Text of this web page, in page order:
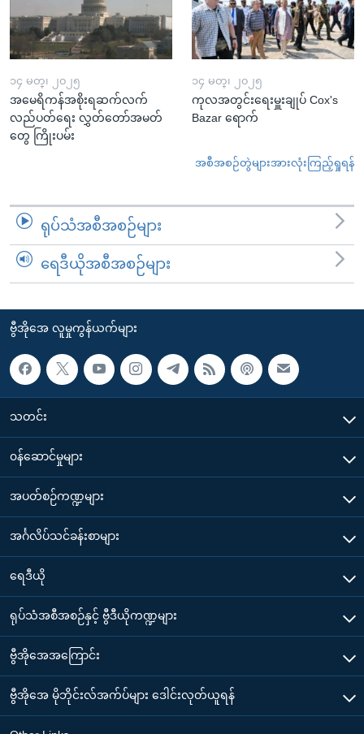
၁၄ မတ္၊ ၂၀၂၅
အမေရိကန်အစိုးရဆက်လက်
လည်ပတ်ရေး လွှတ်တော်အမတ်
တွေ ကြိုးပမ်း
၁၄ မတ္၊ ၂၀၂၅
ကုလအတွင်းရေးမှူးချုပ် Cox's
Bazar ရောက်
အစီအစဉ်တွဲများအားလုံးကြည့်ရှုရန်
ရုပ်သံအစီအစဉ်များ
ရေဒီယိုအစီအစဉ်များ
ဗွီအိုအေ လူမှုကွန်ယက်များ
သတင်း
၀န်ဆောင်မှုများ
အပတ်စဉ်ကဏ္ဍများ
အင်္ဂလိပ်သင်ခန်းစာများ
ရေဒီယို
ရုပ်သံအစီအစဉ်နှင့် ဗွီဒီယိုကဏ္ဍများ
ဗွီအိုအေအကြောင်း
ဗွီအိုအေ မိုဘိုင်းလ်အက်ပ်များ ဒေါင်းလုတ်ယူရန်